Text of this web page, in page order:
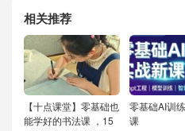
相关推荐
【十点课堂】零基础也
能学好的书法课 ，15
零基础AI训
课